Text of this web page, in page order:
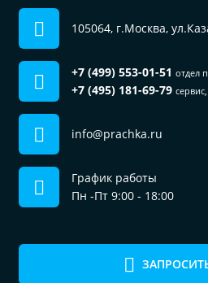
105064, г.Москва,
+7 (499) 553-01-51 отдел
+7 (495) 181-69-79
info@prachka.ru
График работы
Пн -Пт 9:00 - 18:00